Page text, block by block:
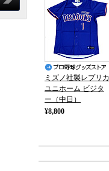
ミズノ社製レプリカ
ユニホーム ビジタ
ー（中日）
¥8,800